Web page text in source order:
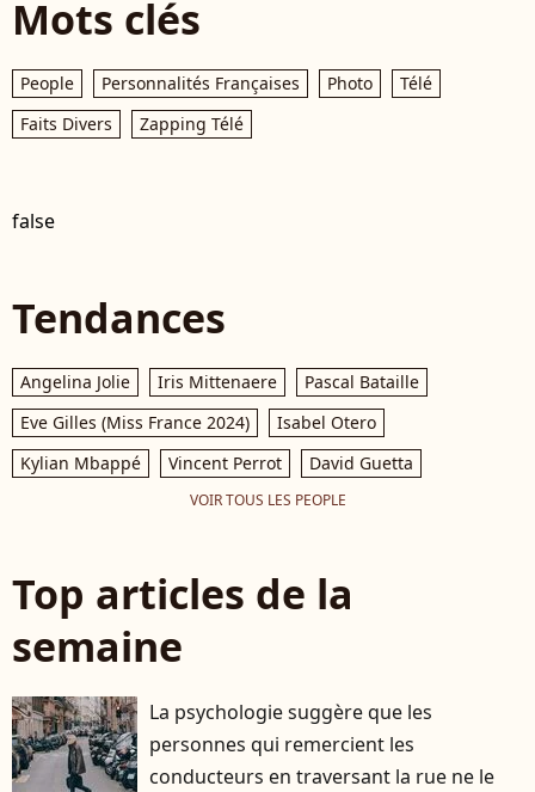
Mots clés
People Personnalités Françaises Photo
Télé
Faits Divers
Zapping Télé
false
Tendances
Angelina Jolie Iris Mittenaere
Pascal Bataille
Eve Gilles (Miss France 2024)
Isabel Otero
Kylian Mbappé
Vincent Perrot David Guetta
VOIR TOUS LES PEOPLE
Top articles de la
semaine
La psychologie suggère que les
personnes qui remercient les
conducteurs en traversant la rue ne le